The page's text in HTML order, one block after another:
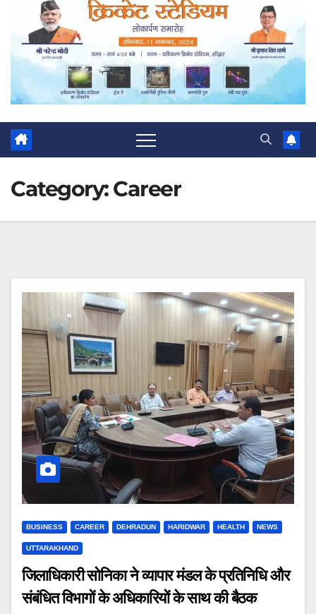
Category:Career
BUSINESS CAREER DEHRADUN HARIDWAR HEALTH NEWS
UTTARAKHAND
जिलाधिकारी सोनिका ने व्यापार मंडल के प्रतिनिधि और
संबंधित विभागों के अधिकारियों के साथ की बैठक